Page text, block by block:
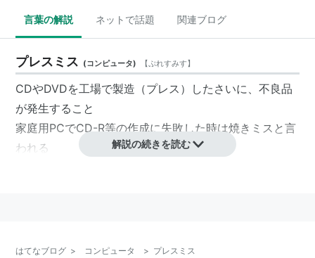
言葉の解説 ネットで話題 関連ブログ
プレスミス (コンピュータ) 【ぷれすみす】
CDやDVDを工場で製造（プレス）したさいに、不良品
が発生すること
家庭用PCでCD-R等の作成に失敗した時は焼きミス と言
われる
解説の続きを読む
はてなブログ > コンピュータ > プレスミス